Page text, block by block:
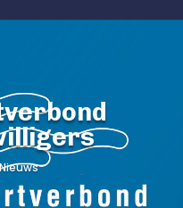
Nieuws